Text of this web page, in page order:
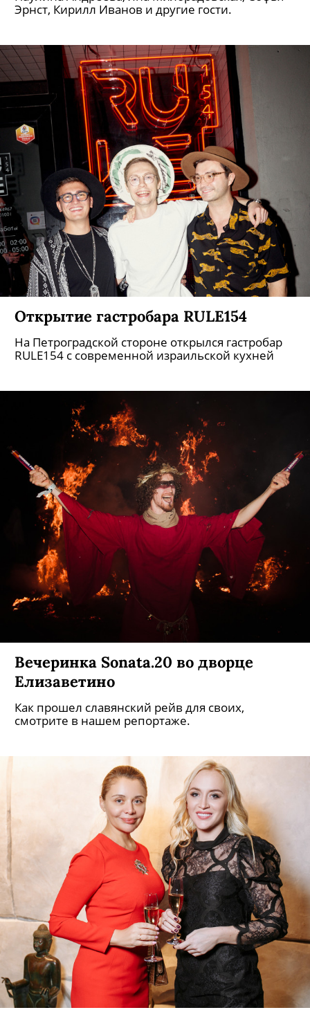
Эрнст, Кирилл Иванов и другие гости.
Открытие гастробара RULE154
На Петроградской стороне открылся гастробар
RULE154 с современной израильской кухней
Вечеринка Sonata.20 во дворце
Елизаветино
Как прошел славянский рейв для своих,
смотрите в нашем репортаже.